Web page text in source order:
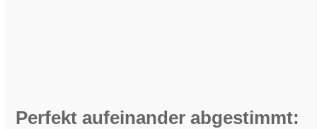
Perfekt aufeinander abgestimmt: